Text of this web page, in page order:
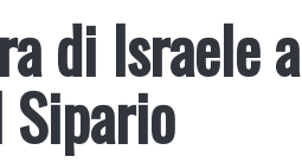
di Israele